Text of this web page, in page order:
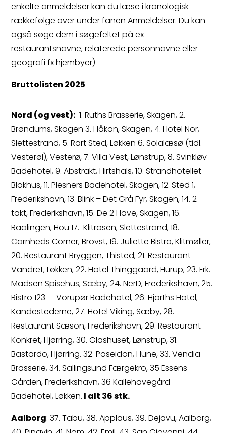
enkelte anmeldelser kan du læse i kronologisk
rækkefølge over under fanen Anmeldelser. Du kan
også søge dem i søgefeltet på ex
restaurantsnavne, relaterede personnavne eller
geografi fx hjembyer)
Bruttolisten 2025
Nord (og vest): 1. Ruths Brasserie, Skagen, 2.
Brøndums, Skagen 3. Håkon, Skagen, 4. Hotel Nor,
Slettestrand, 5. Rart Sted, Løkken 6. Solalæsø (tidl.
Vesterøl), Vesterø, 7. Villa Vest, Lønstrup, 8. Svinkløv
Badehotel, 9. Abstrakt, Hirtshals, 10. Strandhotellet
Blokhus, 11. Plesners Badehotel, Skagen, 12. Sted 1,
Frederikshavn, 13. Blink – Det Grå Fyr, Skagen, 14. 2
takt, Frederikshavn, 15. De 2 Have, Skagen, 16.
Raalingen, Hou 17. Klitrosen, Slettestrand, 18.
Carnheds Corner, Brovst, 19. Juliette Bistro, Klitmøller,
20. Restaurant Bryggen, Thisted, 21. Restaurant
Vandret, Løkken, 22. Hotel Thinggaard, Hurup, 23. Frk.
Madsen Spisehus, Sæby, 24. NerD, Frederikshavn, 25.
Bistro 123 – Vorupør Badehotel, 26. Hjorths Hotel,
Kandestederne, 27. Hotel Viking, Sæby, 28.
Restaurant Sæson, Frederikshavn, 29. Restaurant
Konkret, Hjørring, 30. Glashuset, Lønstrup, 31.
Bastardo, Hjørring. 32. Poseidon, Hune, 33. Vendia
Brasserie, 34. Sallingsund Færgekro, 35 Essens
Gården, Frederikshavn, 36 Kallehavegård
Badehotel, Løkken. I alt 36 stk.
Aalborg: 37. Tabu, 38. Applaus, 39. Dejavu, Aalborg,